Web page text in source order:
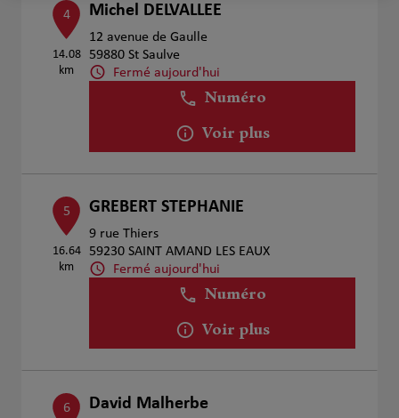
4
14.08
km
Michel DELVALLEE
12 avenue de Gaulle
59880 St Saulve
Fermé aujourd'hui
Numéro
Voir plus
5
16.64
km
GREBERT STEPHANIE
9 rue Thiers
59230 SAINT AMAND LES EAUX
Fermé aujourd'hui
Numéro
Voir plus
6 David Malherbe